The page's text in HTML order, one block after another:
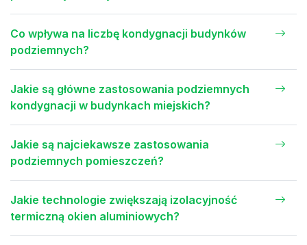
Co wpływa na liczbę kondygnacji budynków
podziemnych?
Jakie są główne zastosowania podziemnych
kondygnacji w budynkach miejskich?
Jakie są najciekawsze zastosowania
podziemnych pomieszczeń?
Jakie technologie zwiększają izolacyjność
termiczną okien aluminiowych?